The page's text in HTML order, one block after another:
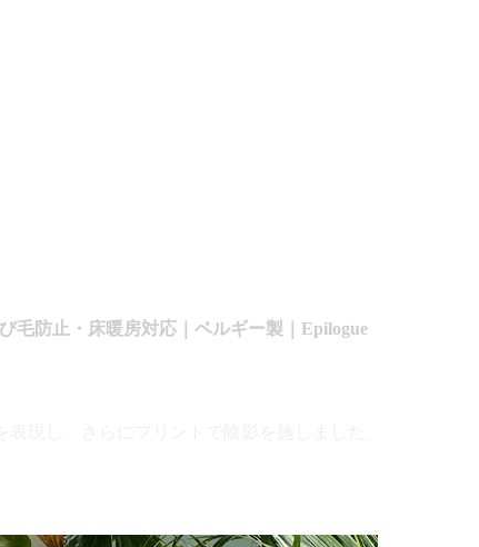
毛防止・床暖房対応｜ベルギー製｜Epilogue